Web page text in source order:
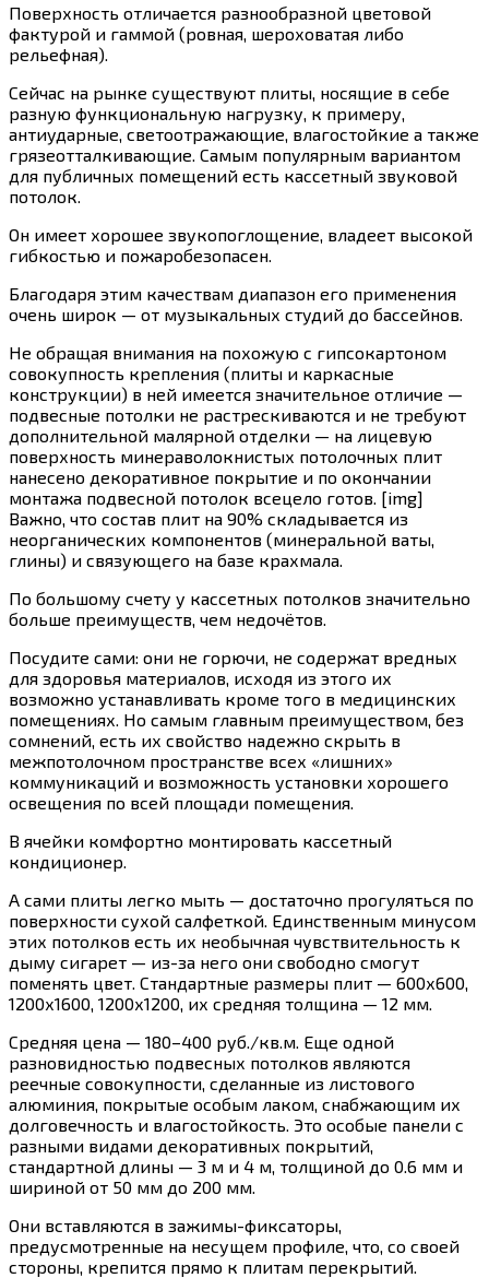
Поверхность отличается разнообразной цветовой
фактурой и гаммой (ровная, шероховатая либо
рельефная).
Сейчас на рынке существуют плиты, носящие в себе
разную функциональную нагрузку, к примеру,
антиударные, светоотражающие, влагостойкие а также
грязеотталкивающие. Самым популярным вариантом
для публичных помещений есть кассетный звуковой
потолок.
Он имеет хорошее звукопоглощение, владеет высокой
гибкостью и пожаробезопасен.
Благодаря этим качествам диапазон его применения
очень широк — от музыкальных студий до бассейнов.
Не обращая внимания на похожую с гипсокартоном
совокупность крепления (плиты и каркасные
конструкции) в ней имеется значительное отличие —
подвесные потолки не растрескиваются и не требуют
дополнительной малярной отделки — на лицевую
поверхность минераволокнистых потолочных плит
нанесено декоративное покрытие и по окончании
монтажа подвесной потолок всецело готов. [img]
Важно, что состав плит на 90% складывается из
неорганических компонентов (минеральной ваты,
глины) и связующего на базе крахмала.
По большому счету у кассетных потолков значительно
больше преимуществ, чем недочётов.
Посудите сами: они не горючи, не содержат вредных
для здоровья материалов, исходя из этого их
возможно устанавливать кроме того в медицинских
помещениях. Но самым главным преимуществом, без
сомнений, есть их свойство надежно скрыть в
межпотолочном пространстве всех «лишних»
коммуникаций и возможность установки хорошего
освещения по всей площади помещения.
В ячейки комфортно монтировать кассетный
кондиционер.
А сами плиты легко мыть — достаточно прогуляться по
поверхности сухой салфеткой. Единственным минусом
этих потолков есть их необычная чувствительность к
дыму сигарет — из-за него они свободно смогут
поменять цвет. Стандартные размеры плит — 600х600,
1200х1600, 1200х1200, их средняя толщина — 12 мм.
Средняя цена — 180–400 руб./кв.м. Еще одной
разновидностью подвесных потолков являются
реечные совокупности, сделанные из листового
алюминия, покрытые особым лаком, снабжающим их
долговечность и влагостойкость. Это особые панели с
разными видами декоративных покрытий,
стандартной длины — 3 м и 4 м, толщиной до 0.6 мм и
шириной от 50 мм до 200 мм.
Они вставляются в зажимы-фиксаторы,
предусмотренные на несущем профиле, что, со своей
стороны, крепится прямо к плитам перекрытий.